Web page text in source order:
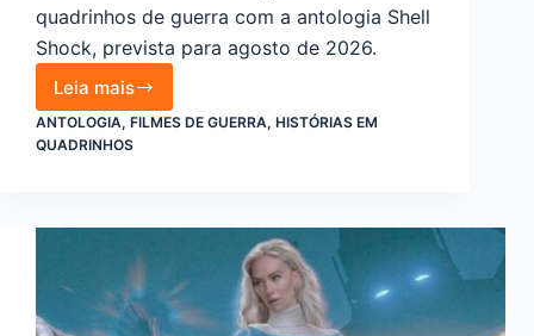
quadrinhos de guerra com a antologia Shell
Shock, prevista para agosto de 2026.
Leia maisQuadrinhos
de
guerra:
EC
Comics
chega
em
agosto
ANTOLOGIA, FILMES DE GUERRA, HISTÓRIAS EM
QUADRINHOS